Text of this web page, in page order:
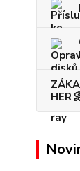
HER